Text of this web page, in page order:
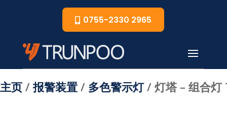
0755-2330 2965
主页 /报警装置 / 多色警示灯/ 灯塔 – 组合灯